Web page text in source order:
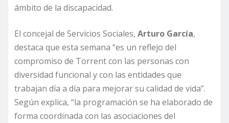
ámbito de la discapacidad.
El concejal de Servicios Sociales, Arturo García,
destaca que esta semana “es un reflejo del
compromiso de Torrent con las personas con
diversidad funcional y con las entidades que
trabajan día a día para mejorar su calidad de vida”.
Según explica, “la programación se ha elaborado de
forma coordinada con las asociaciones del